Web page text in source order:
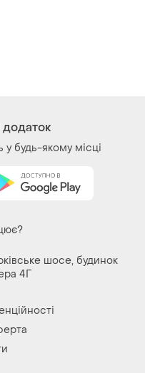
додаток
у будь-якому місці
шосе, будинок
4Г